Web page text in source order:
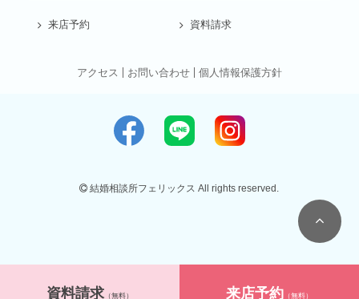
資料請求 （無料） 来店予約 （無料）
来店予約 資料請求
アクセス お問い合わせ 個人情報保護方針
結婚相談所フェリックス All rights reserved.